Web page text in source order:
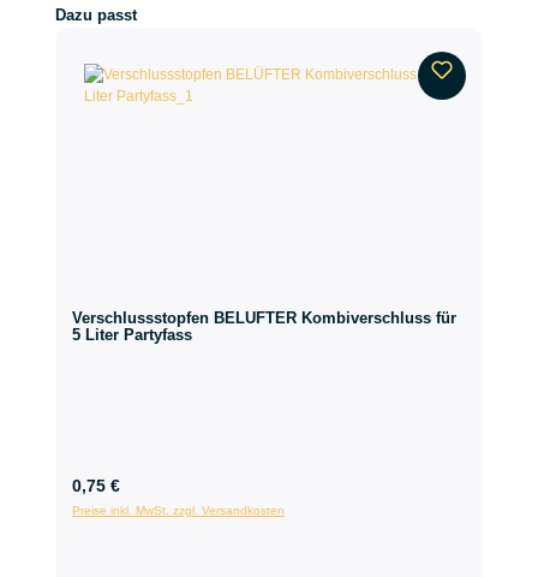
Produktgalerie überspringen
Dazu passt
Verschlussstopfen BELÜFTER Kombiverschluss für
5 Liter Partyfass
0,75 €
Preise inkl. MwSt. zzgl. Versandkosten